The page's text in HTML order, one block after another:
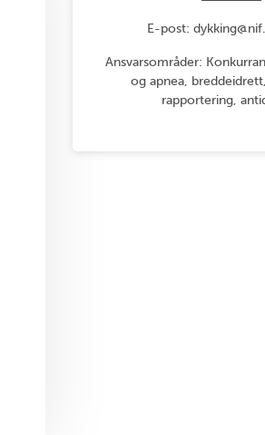
E-post:
Ansvarsområder:
og apnea,
rapportering,